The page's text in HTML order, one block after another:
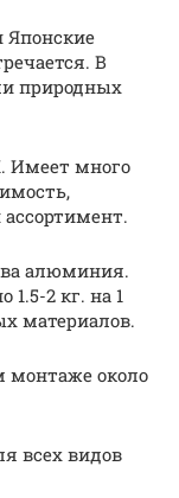
В
природных
Имеет много
алюминия.
2 кг. на 1
материалов.
монтаже около
всех видов